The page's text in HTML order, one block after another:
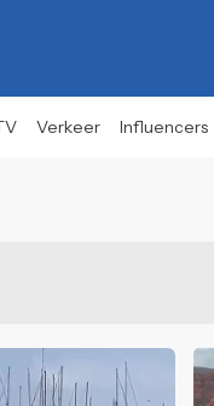
Verkeer Influencers